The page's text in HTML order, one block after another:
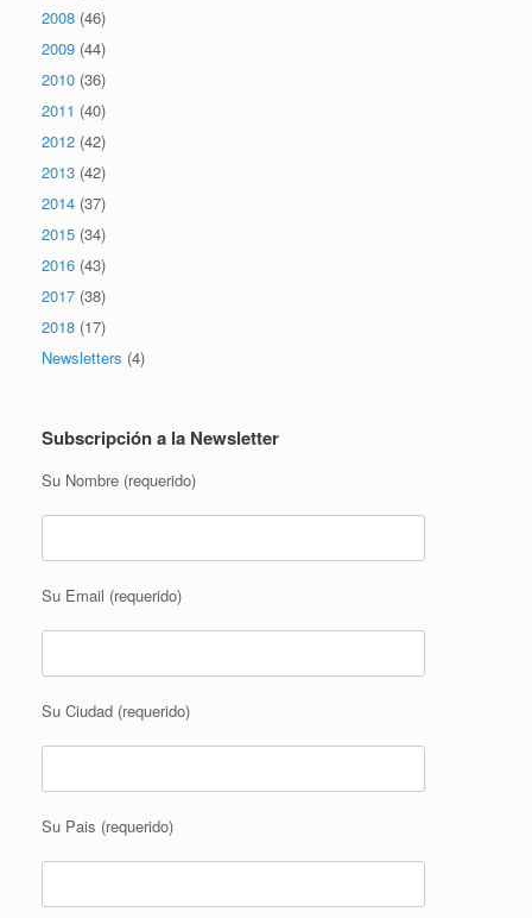
2008 (46)
2009 (44)
2010 (36)
2011 (40)
2012 (42)
2013 (42)
2014 (37)
2015 (34)
2016 (43)
2017 (38)
2018 (17)
Newsletters (4)
Subscripción a la Newsletter
Su Nombre (requerido)
Su Email (requerido)
Su Ciudad (requerido)
Su Pais (requerido)